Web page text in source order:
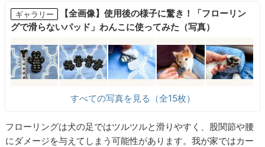
ギャラリー
【全画像】使用後の様子に驚き！「フローリン
グで滑らないパッド」わんこに使ってみた（写真）
すべての写真を見る（全15枚）
フローリングは犬の足ではツルツルと滑りやすく、股関節や腰
にダメージを与えてしまう可能性があります。我が家ではカー